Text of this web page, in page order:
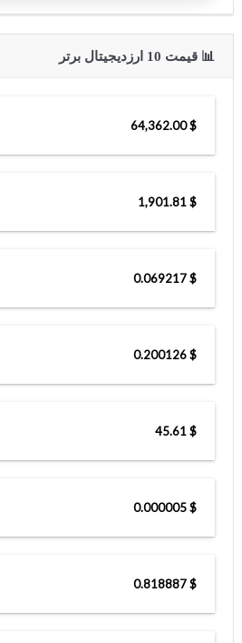
📊 قیمت 10 ارزدیجیتال برتر
$ 64,362.00
$ 1,901.81
$ 0.069217
$ 0.200126
$ 45.61
$ 0.000005
$ 0.818887